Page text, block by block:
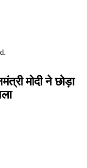
मोदी ने छोड़ा